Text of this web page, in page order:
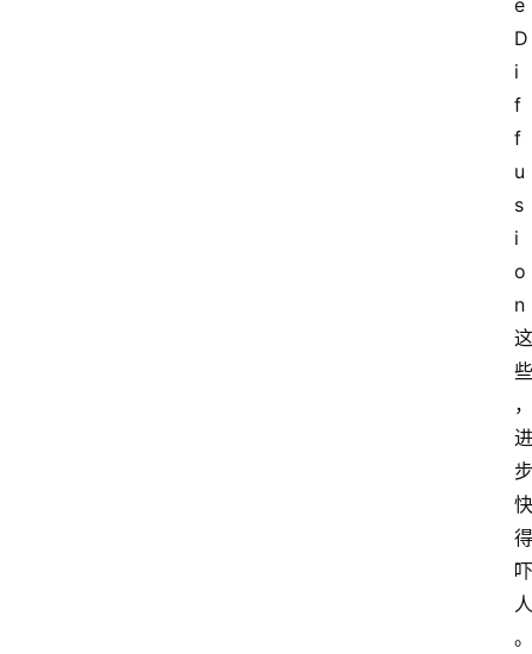
e
D
i
f
f
u
s
i
o
n
这
些
，
进
步
快
得
吓
人
。